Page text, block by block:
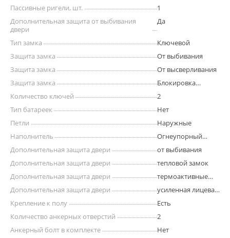
Пассивные ригели, шт.
1
Дополнительная защита от выбивания
двери
Да
Тип замка
Ключевой
Защита замка
От выбивания
Защита замка
От высверливания
Защита замка
Блокировка
выбивании
Количество ключей
2
Тип батареек
Нет
Петли
Наружные
Наполнитель
Огнеупорный
Дополнительная защита двери
от выбивания
Дополнительная защита двери
тепловой замок
Дополнительная защита двери
термоактивные
Дополнительная защита двери
усиленная лицевая
Крепление к полу
Есть
Количество анкерных отверстий
2
Анкерный болт в комплекте
Нет